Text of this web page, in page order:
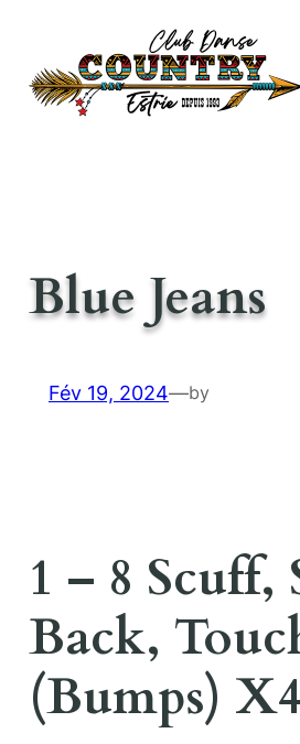
contenu
Blue Jeans
Fév 19, 2024—by
1 – 8 Scuff,
Back,
(Bumps)